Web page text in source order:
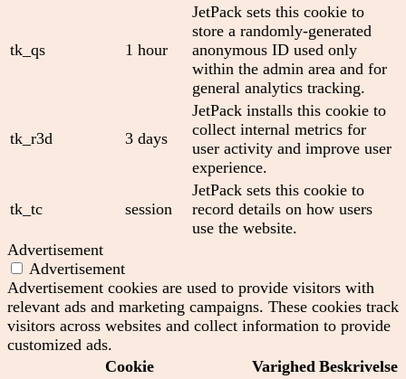
tk_qs 1 hour
JetPack sets this cookie to
store a randomly-generated
anonymous ID used only
within the admin area and for
general analytics tracking.
tk_r3d 3 days
JetPack installs this cookie to
collect internal metrics for
user activity and improve user
experience.
tk_tc session
JetPack sets this cookie to
record details on how users
use the website.
Advertisement
Advertisement
Advertisement cookies are used to provide visitors with
relevant ads and marketing campaigns. These cookies track
visitors across websites and collect information to provide
customized ads.
Cookie
Varighed Beskrivelse